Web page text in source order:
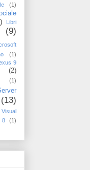
(1)
Libri
(9)
(1)
9
(2)
(1)
(13)
Visual
8
(1)